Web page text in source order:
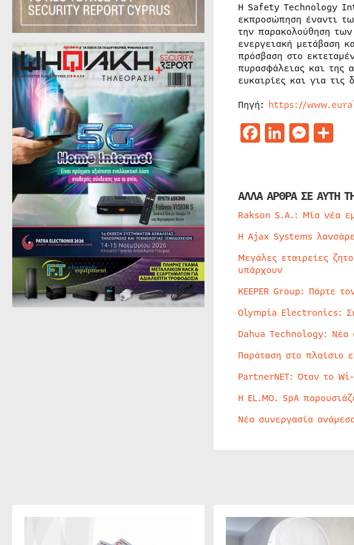
Η Safety Technology
εκπροσώπηση έναντι
την παρακολούθηση
ενεργειακή μετάβαση
πρόσβαση στο
πυρασφάλειας και της
ευκαιρίες και για
Πηγή: https://
Facebook
ΑΛΛΑ ΑΡΘΡΑ ΣΕ ΑΥΤΗ
Rakson S.A.: Μία νέα
Η Ajax Systems
Μεγάλες εταιρείες
υπάρχουν
KEEPER Group: Πάρτε
Olympia Electronics:
Dahua Technology: Νέα
Παράταση στο πλαίσιο
PartnerNET: Όταν το
Η EL.MO. SpA
Νέα συνεργασία